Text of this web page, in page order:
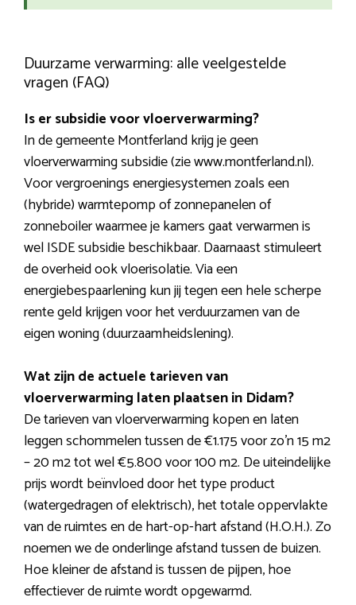
Duurzame verwarming: alle veelgestelde
vragen (FAQ)
Is er subsidie voor vloerverwarming?
In de gemeente Montferland krijg je geen
vloerverwarming subsidie (zie www.montferland.nl).
Voor vergroenings energiesystemen zoals een
(hybride) warmtepomp of zonnepanelen of
zonneboiler waarmee je kamers gaat verwarmen is
wel ISDE subsidie beschikbaar. Daarnaast stimuleert
de overheid ook vloerisolatie. Via een
energiebespaarlening kun jij tegen een hele scherpe
rente geld krijgen voor het verduurzamen van de
eigen woning (duurzaamheidslening).
Wat zijn de actuele tarieven van
vloerverwarming laten plaatsen in Didam?
De tarieven van vloerverwarming kopen en laten
leggen schommelen tussen de €1.175 voor zo’n 15 m2
– 20 m2 tot wel €5.800 voor 100 m2. De uiteindelijke
prijs wordt beïnvloed door het type product
(watergedragen of elektrisch), het totale oppervlakte
van de ruimtes en de hart-op-hart afstand (H.O.H.). Zo
noemen we de onderlinge afstand tussen de buizen.
Hoe kleiner de afstand is tussen de pijpen, hoe
effectiever de ruimte wordt opgewarmd.